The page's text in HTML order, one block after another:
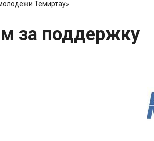
Темиртау».
за поддержку